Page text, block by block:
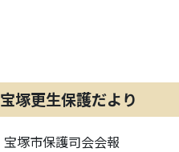
宝塚更生保護だより
宝塚市保護司会会報